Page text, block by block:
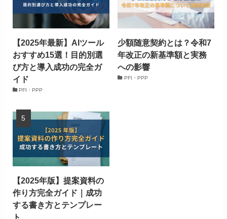
【2025年最新】AIツール
おすすめ15選！目的別選
び方と導入成功の完全ガ
イド
PFI・PPP
少額随意契約とは？令和7
年改正の新基準額と実務
への影響
PFI・PPP
【2025年版】提案資料の
作り方完全ガイド｜成功
する書き方とテンプレー
ト